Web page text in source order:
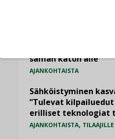
saman katon alle”
AJANKOHTAISTA
Sähköistyminen
”Tulevat
erilliset teknologiat
AJANKOHTAISTA, TILAAJILLE